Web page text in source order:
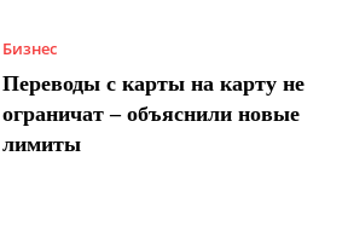
Бизнес
Переводы с карты на карту не
ограничат – объяснили новые
лимиты